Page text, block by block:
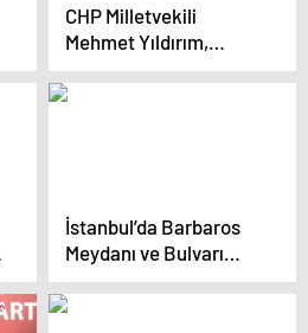
vatandaşlarla buluştu
CHP Milletvekili
Mehmet Yıldırım,
kanser tedavisi
sürecinde parti
İstanbul’da Barbaros
Meydanı ve Bulvarı
açıldı